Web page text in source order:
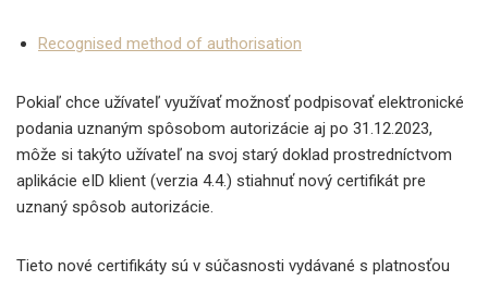
Recognised method of authorisation
Pokiaľ chce užívateľ využívať možnosť podpisovať elektronické
podania uznaným spôsobom autorizácie aj po 31.12.2023,
môže si takýto užívateľ na svoj starý doklad prostredníctvom
aplikácie eID klient (verzia 4.4.) stiahnuť nový certifikát pre
uznaný spôsob autorizácie.
Tieto nové certifikáty sú v súčasnosti vydávané s platnosťou